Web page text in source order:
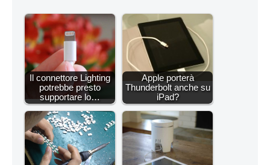
Il connettore Lighting
potrebbe presto
supportare lo…
Apple porterà
Thunderbolt anche su
iPad?